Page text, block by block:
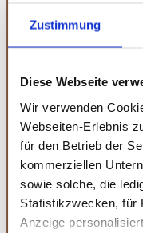
Zustimmung
Diese Webseite
Wir verwenden
Webseiten-Erlebnis
für den Betrieb der
kommerziellen
sowie solche, die
Statistikzwecken, für
Anzeige